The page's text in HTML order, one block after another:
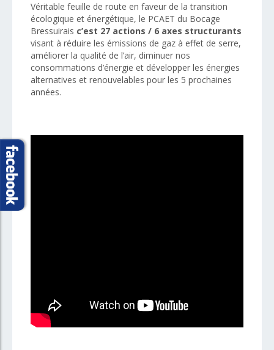
Véritable feuille de route en faveur de la transition
écologique et énergétique, le PCAET du Bocage
Bressuirais c’est 27 actions / 6 axes structurants
visant à réduire les émissions de gaz à effet de serre,
améliorer la qualité de l’air, diminuer nos
consommations d’énergie et développer les énergies
alternatives et renouvelables pour les 5 prochaines
années.